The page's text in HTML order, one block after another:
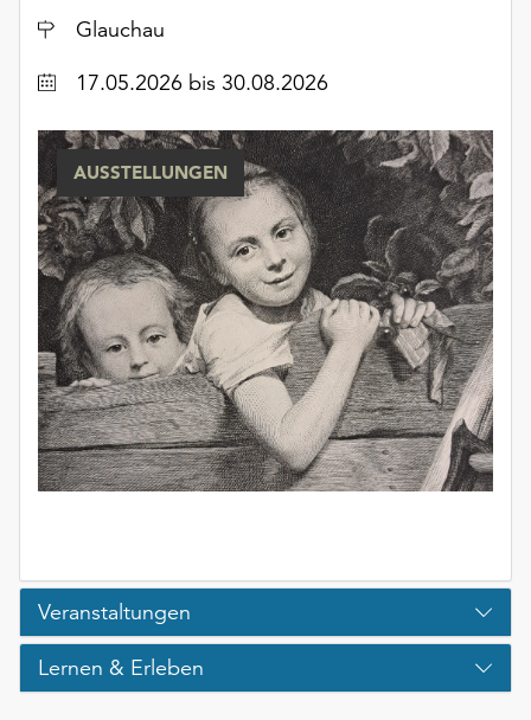
„Auswählen“.
Weitere
finden
Sie
unserer
Datenschutzerklärung
oder
dem
Impressum
Ort
Glauchau
Datum17.05.2026 bis 30.08.2026
AUSSTELLUNGEN
Veranstaltungen
Lernen & Erleben